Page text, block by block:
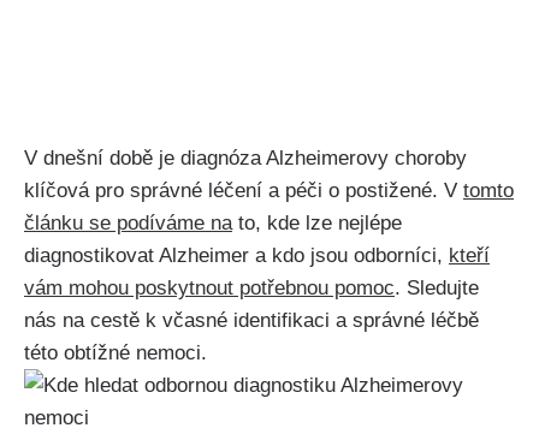
V dnešní době je diagnóza Alzheimerovy choroby
klíčová pro správné léčení a péči o postižené. V tomto
článku se podíváme na to, kde lze nejlépe
diagnostikovat Alzheimer a kdo jsou odborníci, kteří
vám mohou poskytnout potřebnou pomoc. Sledujte
nás na cestě k včasné identifikaci a správné léčbě
této obtížné nemoci.